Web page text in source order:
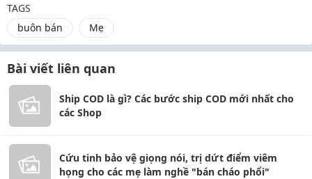
TAGS
buôn bán
Mẹ
Bài viết liên quan
Ship COD là gì? Các bước ship COD mới nhất cho
các Shop
Cứu tinh bảo vệ giọng nói, trị dứt điểm viêm
họng cho các mẹ làm nghề "bán cháo phổi"